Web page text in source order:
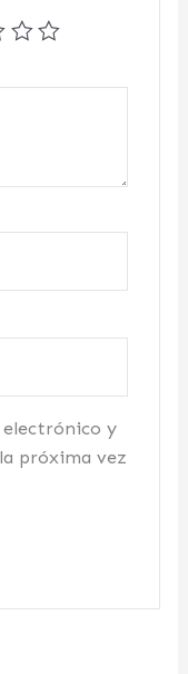
electrónico y
próxima vez